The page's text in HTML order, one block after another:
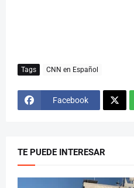
Tags CNN en Español
Facebook
TE PUEDE INTERESAR